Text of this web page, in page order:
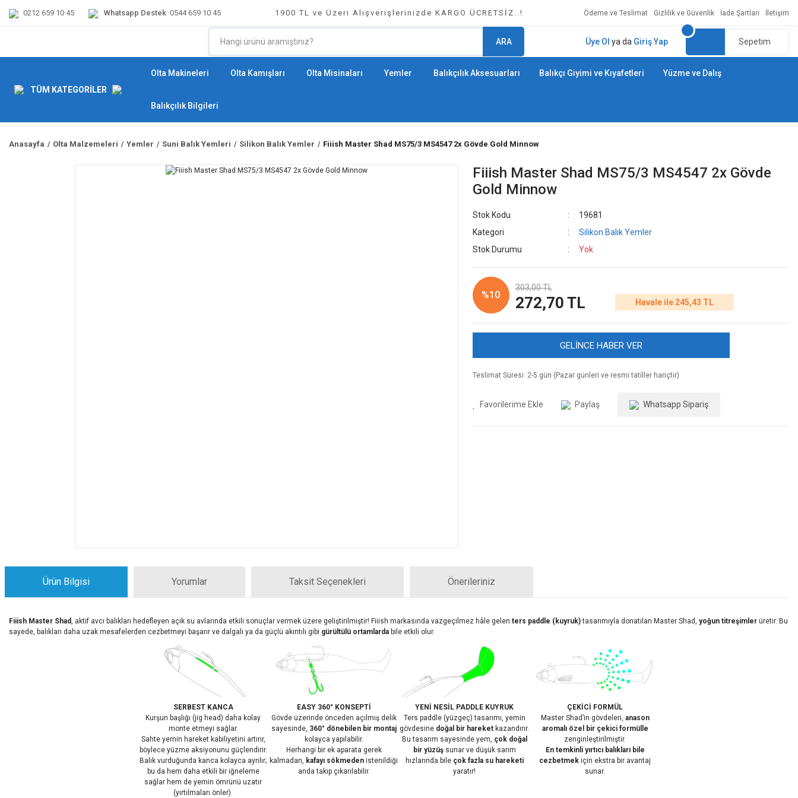
0212 659 10 45 Whatsapp Destek 0544 659 10 45 1900 TL ve Üzeri Alışverişlerinizde KARGO ÜCRETSİZ..! Ödeme ve Teslimat Gizlilik ve Güvenlik İade Şartları İletişim
ARA Üye Ol ya da Giriş Yap Sepetim
TÜM KATEGORİLER
Olta Makineleri Olta Kamışları Olta Misinaları Yemler Balıkçılık Aksesuarları Balıkçı Giyimi ve Kıyafetleri Yüzme ve Dalış
Balıkçılık Bilgileri
Anasayfa Olta Malzemeleri Yemler Suni Balık Yemleri Silikon Balık Yemler Fiiish Master Shad MS75/3 MS4547 2x Gövde Gold Minnow
Fiiish Master Shad MS75/3 MS4547 2x Gövde
Gold Minnow
Stok Kodu
19681
Kategori
Silikon Balık Yemler
Stok Durumu
Yok
%10
303,00 TL
272,70 TL Havale ile 245,43 TL
GELİNCE HABER VER
Teslimat Süresi: 2-5 gün (Pazar günleri ve resmi tatiller hariçtir)
Paylaş Whatsapp Sipariş
Ürün Bilgisi Yorumlar Taksit Seçenekleri Önerileriniz
Fiiish Master Shad, aktif avcı balıkları hedefleyen açık su avlarında etkili sonuçlar vermek üzere geliştirilmiştir! Fiiish markasında vazgeçilmez hâle gelen ters paddle (kuyruk)tasarımıyla donatılan Master Shad, yoğun titreşimler üretir. Bu
sayede, balıkları daha uzak mesafelerden cezbetmeyi başarır ve dalgalı ya da güçlü akıntılı gibi gürültülü ortamlarda bile etkili olur.
SERBEST KANCA
Kurşun başlığı (jig head) daha kolay
monte etmeyi sağlar.
Sahte yemin hareket kabiliyetini artırır,
böylece yüzme aksiyonunu güçlendirir.
Balık vurduğunda kanca kolayca ayrılır;
bu da hem daha etkili bir iğneleme
sağlar hem de yemin ömrünü uzatır
(yırtılmaları önler).
EASY 360° KONSEPTİ
Gövde üzerinde önceden açılmış delik
sayesinde, 360° dönebilen bir montaj
kolayca yapılabilir.
Herhangi bir ek aparata gerek
kalmadan, kafayı sökmeden istenildiği
anda takıp çıkarılabilir.
YENİ NESİL PADDLE KUYRUK
Ters paddle (yüzgeç) tasarımı, yemin
gövdesine doğal bir hareket kazandırır.
Bu tasarım sayesinde yem, çok doğal
bir yüzüşsunar ve düşük sarım
hızlarında bile çok fazla su hareketi
yaratır!
ÇEKİCİ FORMÜL
Master Shad’in gövdeleri, anason
aromalı özel bir çekici formülle
zenginleştirilmiştir.
En temkinli yırtıcı balıkları bile
cezbetmek için ekstra bir avantaj
sunar.